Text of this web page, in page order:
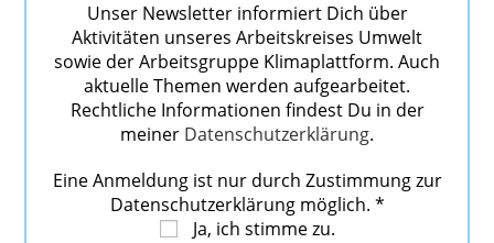
Unser Newsletter informiert Dich über
Aktivitäten unseres Arbeitskreises Umwelt
sowie der Arbeitsgruppe Klimaplattform. Auch
aktuelle Themen werden aufgearbeitet.
Rechtliche Informationen findest Du in der
meiner Datenschutzerklärung.
Eine Anmeldung ist nur durch Zustimmung zur
Datenschutzerklärung möglich. *
Ja, ich stimme zu.